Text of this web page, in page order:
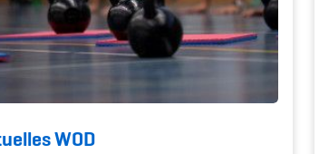
WOD